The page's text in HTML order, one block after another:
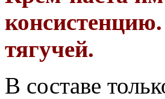
консистенцию.
тягучей.
В составе